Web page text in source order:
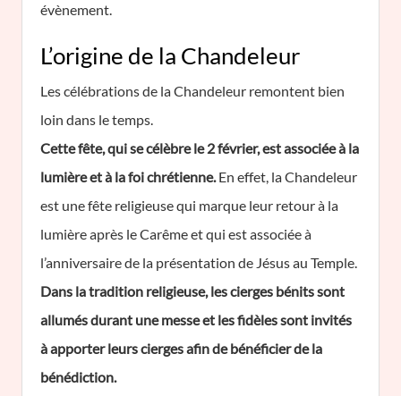
évènement.
L’origine de la Chandeleur
Les célébrations de la Chandeleur remontent bien
loin dans le temps.
Cette fête, qui se célèbre le 2 février, est associée à la
lumière et à la foi chrétienne.En effet, la Chandeleur
est une fête religieuse qui marque leur retour à la
lumière après le Carême et qui est associée à
l’anniversaire de la présentation de Jésus au Temple.
Dans la tradition religieuse, les cierges bénits sont
allumés durant une messe et les fidèles sont invités
à apporter leurs cierges afin de bénéficier de la
bénédiction.